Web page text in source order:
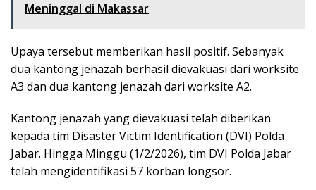
Meninggal di Makassar
Upaya tersebut memberikan hasil positif. Sebanyak
dua kantong jenazah berhasil dievakuasi dari worksite
A3 dan dua kantong jenazah dari worksite A2.
Kantong jenazah yang dievakuasi telah diberikan
kepada tim Disaster Victim Identification (DVI) Polda
Jabar. Hingga Minggu (1/2/2026), tim DVI Polda Jabar
telah mengidentifikasi 57 korban longsor.